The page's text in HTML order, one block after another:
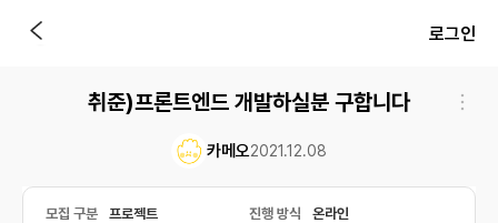
로그인
취준)프론트엔드 개발하실분 구합니다
카메오2021.12.08
모집 구분 프로젝트 진행 방식 온라인